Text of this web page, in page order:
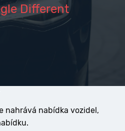
Different
nahrává nabídka vozidel,